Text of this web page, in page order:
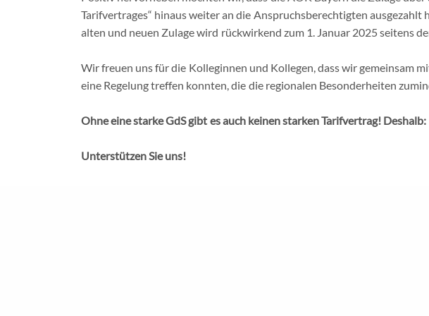
Tarifvertrages“ hinaus weiter an die Anspruchsberechtigten ausgezahlt
alten und neuen Zulage wird rückwirkend zum 1. Januar 2025 seitens
Wir freuen uns für die Kolleginnen und Kollegen, dass wir gemeinsam
eine Regelung treffen konnten, die die regionalen Besonderheiten
Ohne eine starke GdS gibt es auch keinen starken Tarifvertrag! Deshalb:
Unterstützen Sie uns!
Wir Leistungen Mitglied
© Gewerkschaft der Sozialversicherung